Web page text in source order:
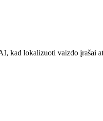
kad lokalizuoti vaizdo įrašai